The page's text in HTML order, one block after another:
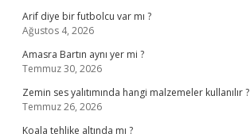
Arif diye bir futbolcu var mı ?
Ağustos 4, 2026
Amasra Bartın aynı yer mi ?
Temmuz 30, 2026
Zemin ses yalıtımında hangi malzemeler kullanılır ?
Temmuz 26, 2026
Koala tehlike altında mı ?